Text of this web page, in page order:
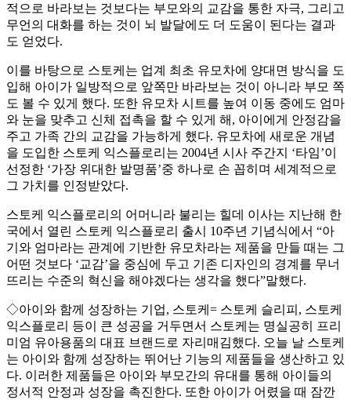
적으로 바라보는 것보다는 부모와의 교감을 통한 자극, 그리고
무언의 대화를 하는 것이 뇌 발달에도 더 도움이 된다는 결과
도 얻었다.
이를 바탕으로 스토케는 업계 최초 유모차에 양대면 방식을 도
입해 아이가 일방적으로 앞쪽만 바라보는 것이 아니라 부모 쪽
도 볼 수 있게 했다. 또한 유모차 시트를 높여 이동 중에도 엄마
와 눈을 맞추고 신체 접촉을 할 수 있게 해, 아이에게 안정감을
주고 가족 간의 교감을 가능하게 했다. 유모차에 새로운 개념
을 도입한 스토케 익스플로리는 2004년 시사 주간지 ‘타임’이
선정한 ‘가장 위대한 발명품’중 하나로 손 꼽히며 세계적으로
그 가치를 인정받았다.
스토케 익스플로리의 어머니라 불리는 힐데 이사는 지난해 한
국에서 열린 스토케 익스플로리 출시 10주년 기념식에서 “아
기와 엄마라는 관계에 기반한 유모차라는 제품을 만들 때는 그
어떤 것보다 ‘교감’을 중심에 두고 기존 디자인의 경계를 무너
뜨리는 수준의 혁신을 해야겠다는 생각을 했다”말했다.
◇아이와 함께 성장하는 기업, 스토케= 스토케 슬리피, 스토케
익스플로리 등이 큰 성공을 거두면서 스토케는 명실공히 프리
미엄 유아용품의 대표 브랜드로 자리매김했다. 오늘 날 스토케
는 아이와 함께 성장하는 뛰어난 기능의 제품들을 생산하고 있
다. 이러한 제품들은 아이와 부모간의 유대를 통해 아이들의
정서적 안정과 성장을 촉진한다. 또한 아이가 어렸을 때 잠깐